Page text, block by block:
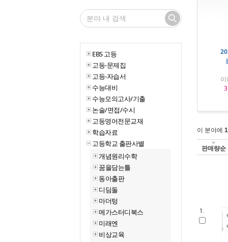
EBS 고등
고등-문제집
고등-자습서
수능대비
수능모의고사/기출
논술/면접/수시
고등영어전문교재
학습자료
고등학교 출판사별
개념원리수학
꿈을담는틀
동아출판
디딤돌
마더텅
메가스터디북스
미래엔
비상교육
이 분야에
판매량순
1.